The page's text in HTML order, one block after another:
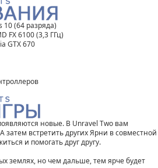
10 (64 разряда)
FX 6100 (3,3 ГГц)
GTX 670
новые. В Unravel Two вам
затем встретить других Ярни в совместной
и помогать друг другу.
землях, но чем дальше, тем ярче будет